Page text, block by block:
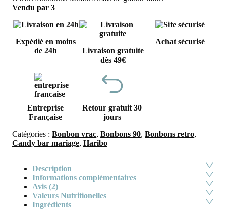
Vendu par 3
Expédié en moins
de 24h
Livraison gratuite
dès 49€
Achat sécurisé
Entreprise
Française
Retour gratuit 30
jours
Catégories : Bonbon vrac, Bonbons 90, Bonbons retro,
Candy bar mariage, Haribo
Description
Informations complémentaires
Avis (2)
Valeurs Nutritionelles
Ingrédients